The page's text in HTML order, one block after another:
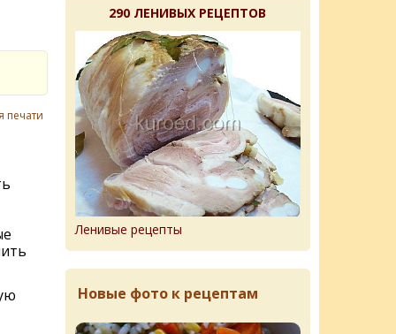
печати
290 ЛЕНИВЫХ РЕЦЕПТОВ
Ленивые рецепты
Новые фото к рецептам